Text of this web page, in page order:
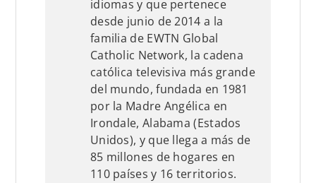
idiomas y que pertenece
desde junio de 2014 a la
familia de EWTN Global
Catholic Network, la cadena
católica televisiva más grande
del mundo, fundada en 1981
por la Madre Angélica en
Irondale, Alabama (Estados
Unidos), y que llega a más de
85 millones de hogares en
110 países y 16 territorios.